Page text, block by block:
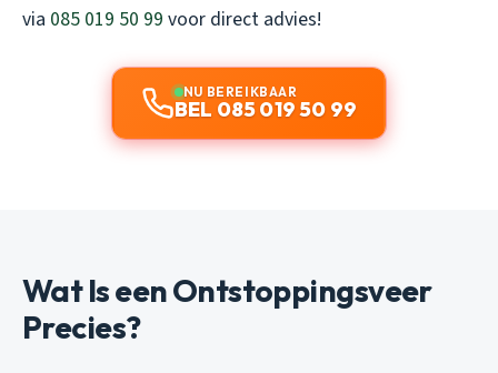
via 085 019 50 99 voor direct advies!
NU BEREIKBAAR
BEL 085 019 50 99
Wat Is een Ontstoppingsveer
Precies?